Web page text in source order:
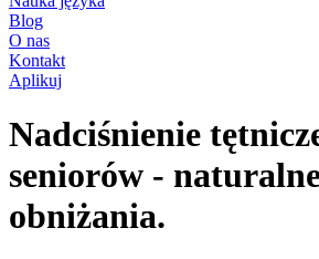
Blog
O nas
Kontakt
Aplikuj
Nadciśnienie
seniorów -
obniżania.